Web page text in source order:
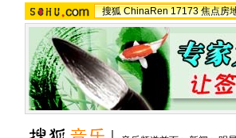
搜狐 ChinaRen 17173 焦点房